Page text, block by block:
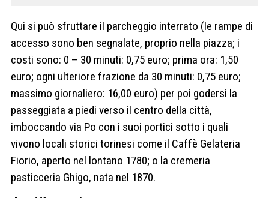
Qui si può sfruttare il parcheggio interrato (le rampe di
accesso sono ben segnalate, proprio nella piazza; i
costi sono: 0 – 30 minuti: 0,75 euro; prima ora: 1,50
euro; ogni ulteriore frazione da 30 minuti: 0,75 euro;
massimo giornaliero: 16,00 euro) per poi godersi la
passeggiata a piedi verso il centro della città,
imboccando via Po con i suoi portici sotto i quali
vivono locali storici torinesi come il Caffè Gelateria
Fiorio, aperto nel lontano 1780; o la cremeria
pasticceria Ghigo, nata nel 1870.